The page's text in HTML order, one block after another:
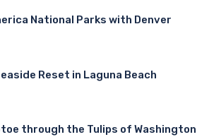
National Parks with Denver
Reset in Laguna Beach
through the Tulips of Washington